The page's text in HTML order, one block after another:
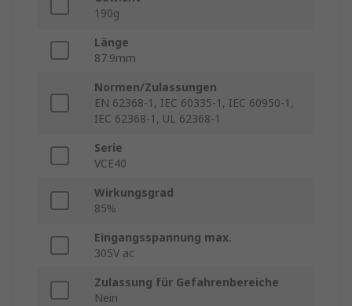
190g
Länge
87.9mm
Normen/Zulassungen
EN 62368-1, IEC 60335-1, IEC 60950-1,
IEC 62368-1, UL 62368-1
Serie
VCE40
Wirkungsgrad
85%
Eingangsspannung max.
305V ac
Zulassung für Gefahrenbereiche
Nein